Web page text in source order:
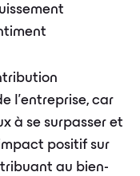
l'entreprise, car
à se surpasser et
positif sur
au bien-